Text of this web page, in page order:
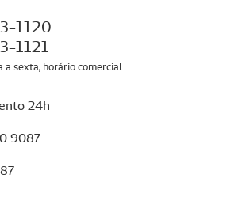
1120
1121
a sexta, horário comercial
24h
9087